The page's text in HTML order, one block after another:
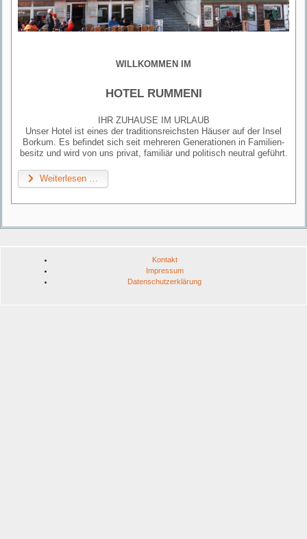
WILLKOMMEN IM
HOTEL RUMMENI
IHR ZUHAUSE IM URLAUB
Unser Hotel ist eines der traditionsreichsten Häuser auf der Insel
Borkum. Es befindet sich seit mehreren Generationen in Familien­
besitz und wird von uns privat, familiär und politisch neutral geführt.
Weiterlesen …
Kontakt
Impressum
Datenschutzerklärung